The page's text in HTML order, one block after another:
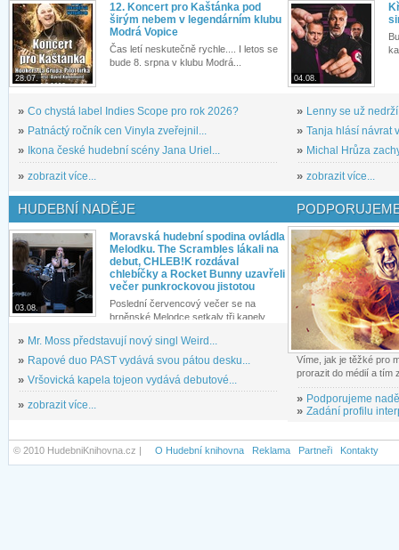
28.07.
12. Koncert pro Kaštánka pod
širým nebem v legendárním klubu
Modrá Vopice
Čas letí neskutečně rychle.... I letos se
bude 8. srpna v klubu Modrá...
» Co chystá label Indies Scope pro rok 2026?
» Patnáctý ročník cen Vinyla zveřejnil...
»
Ikona české hudební scény Jana Uriel...
» zobrazit více...
04.08.
» Lenny se už
» Tanja hlásí návrat
» Michal Hrůza
» zobrazit více...
HUDEBNÍ NADĚJE
03.08.
Moravská hudební spodina ovládla
Melodku. The Scrambles lákali na
debut, CHLEB!K rozdával
chlebíčky a Rocket Bunny uzavřeli
večer punkrockovou jistotou
Poslední červencový večer se na
brněnské Melodce setkaly tři kapely...
» Mr. Moss představují nový singl Weird...
» Rapové duo PAST vydává svou pátou desku...
» Vršovická kapela tojeon vydává debutové...
» zobrazit více...
Víme, jak je těžké pro
prorazit do médií a tím
» Podporujeme
» Zadání profilu
© 2010 HudebniKnihovna.cz | O Hudební knihovna Reklama Partneři Kontakty